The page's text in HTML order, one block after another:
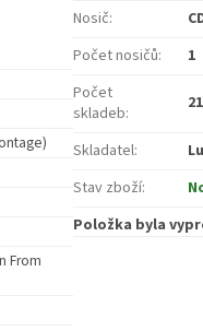
From
Nosič:
Počet nosičů:
1
Počet
skladeb: 21
Skladatel:
Stav zboží:
Položka byla